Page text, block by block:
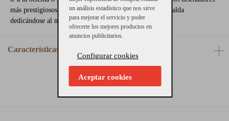
más prestigiosos de EEUU, con más de 30 años a su espalda
dedicándose al mundo del diseño y la moda.
Características
un análisis estadístico que nos sirve
para mejorar el servicio y poder
ofrecerte los mejores productos en
anuncios publicitarios.
Configurar cookies
Aceptar cookies